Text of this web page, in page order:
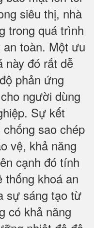
siêu thị, nhà
trong quá trình
toàn. Một ưu
này đó rất dễ
phản ứng
người dùng
Sự kết
sao chép
vệ, khả năng
cạnh đó tính
thống khoá an
sự sáng tạo từ
có khả năng